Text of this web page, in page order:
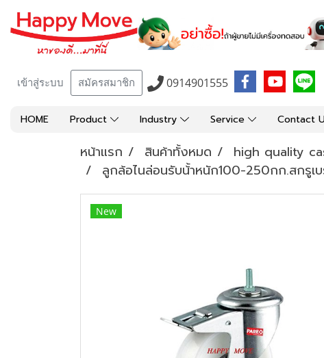
เข้าสู่ระบบ สมัครสมาชิก 0914901555
HOME Product Industry Service Contact
หน้าแรก สินค้าทั้งหมด high quality
ลูกล้อไนล่อนรับน้้าหนัก100-250กก.สกรูเ
New